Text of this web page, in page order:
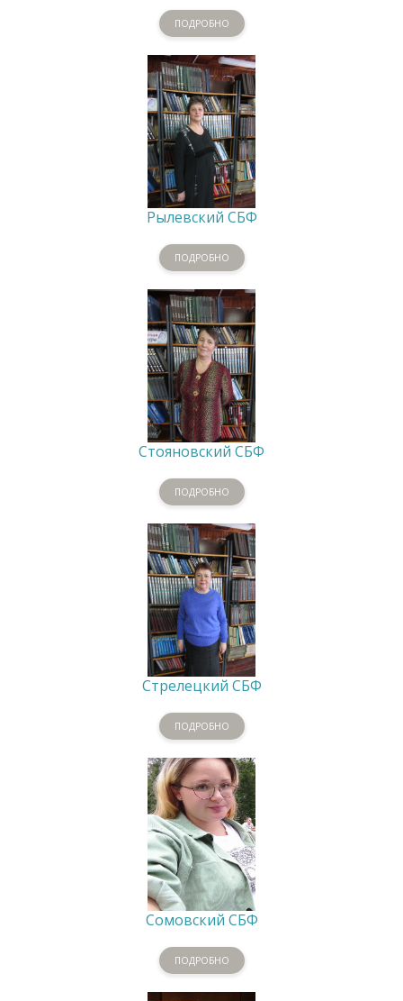
ПОДРОБНО
Рылевский СБФ
ПОДРОБНО
Стояновский СБФ
ПОДРОБНО
Стрелецкий СБФ
ПОДРОБНО
Сомовский СБФ
ПОДРОБНО